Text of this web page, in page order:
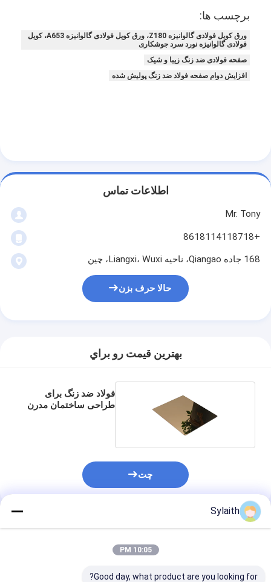
برچسب ها:
ورق کویل فولادی گالوانیزه Z180، ورق کویل فولادی گالوانیزه A653، کویل
فولادی گالوانیزه نورد سرد جوشکاری
صفحه فولادی ضد زنگ زیبا و شیک
افزایش دوام صفحه فولاد ضد زنگ پولیش شده
اطلاعات تماس
Mr. Tony
+8618114118718
168 جاده Qiangao، ناحیه Liangxi، Wuxi، چین
حالا حرف بزن
بهترين قيمت رو براي
فولاد ضد زنگ برای
طراحی ساختمان مدرن
چت
محصولات توصیه شده
Sylaith
10:05 PM
Good day, what product are you looking for?